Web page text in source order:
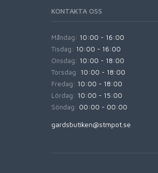
KONTAKTA OSS
Måndag: 10:00 - 16:00
Tisdag: 10:00 - 16:00
Onsdag: 10:00 - 18:00
Torsdag: 10:00 - 18:00
Fredag: 10:00 - 18:00
Lördag: 10:00 - 15:00
Söndag: 00:00 - 00:00
gardsbutiken@stmpot.se